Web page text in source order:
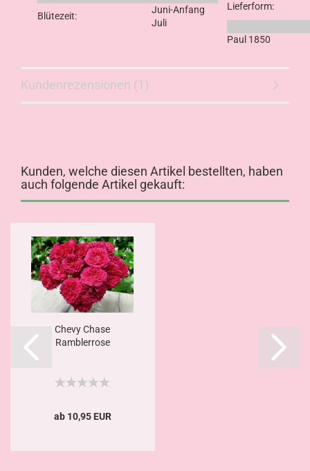
Blütezeit:
Juni-Anfang
Juli
Lieferform:
Paul 1850
Kundenrezensionen (1)
Kunden, welche diesen Artikel bestellten, haben
auch folgende Artikel gekauft:
Chevy Chase
Ramblerrose
ab 10,95 EUR